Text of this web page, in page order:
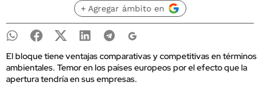
+ Agregar ámbito en
El bloque tiene ventajas comparativas y competitivas en términos
ambientales. Temor en los países europeos por el efecto que la
apertura tendría en sus empresas.